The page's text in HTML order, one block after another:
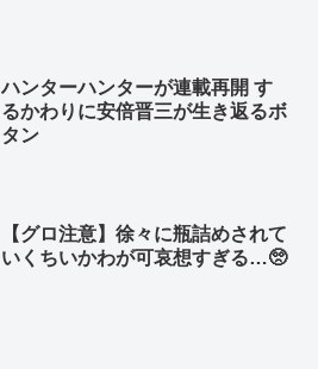
ハンターハンターが連載再開 す
るかわりに安倍晋三が生き返るボ
タン
【グロ注意】徐々に瓶詰めされて
いくちいかわが可哀想すぎる…🥺